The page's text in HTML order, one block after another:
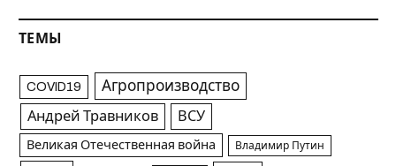
ТЕМЫ
COVID19 Агропроизводство
Андрей Травников ВСУ
Великая Отечественная война Владимир Путин